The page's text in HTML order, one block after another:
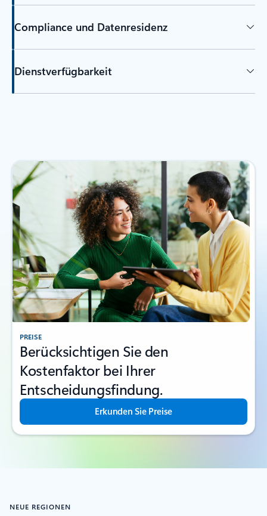
Compliance und Datenresidenz
Dienstverfügbarkeit
PREISE
Berücksichtigen Sie den
Kostenfaktor bei Ihrer
Entscheidungsfindung.
Erkunden Sie Preise
NEUE REGIONEN